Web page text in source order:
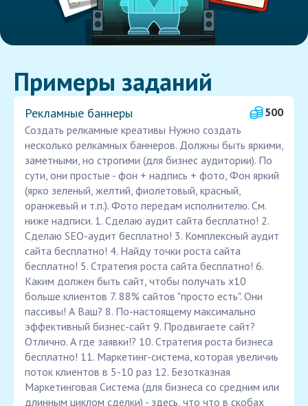
Примеры заданий
Рекламные баннеры
500
Создать релкамные креативы Нужно создать
несколько релкамных баннеров. Должны быть яркими,
заметными, но строгими (для бизнес аудитории). По
сути, они простые - фон + надпись + фото, Фон яркий
(ярко зеленый, желтий, фиолетовый, красный,
оранжевый и т.п.). Фото передам исполнителю. См.
ниже надписи. 1. Сделаю аудит сайта бесплатно! 2.
Сделаю SEO-аудит бесплатно! 3. Комплексный аудит
сайта бесплатно! 4. Найду точки роста сайта
бесплатно! 5. Стратегия роста сайта бесплатно! 6.
Каким должен быть сайт, чтобы получать х10
больше клиентов 7. 88% сайтов "просто есть". Они
пассивы! А Ваш? 8. По-настоящему максимально
эффективный бизнес-сайт 9. Продвигаете сайт?
Отлично. А где заявки!? 10. Стратегия роста бизнеса
бесплатно! 11. Маркетинг-система, которая увеличиь
поток клиентов в 5-10 раз 12. Безотказная
Маркетинговая Система (для бизнеса со средним или
длинным циклом сделки) - здесь, что что в скобах